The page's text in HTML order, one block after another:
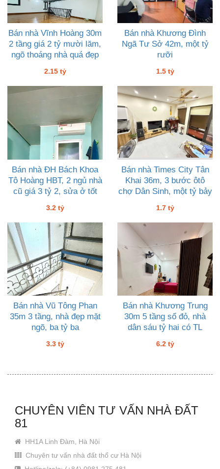
Bán nhà Vĩnh Hoàng 30m
2 tầng giá 2 tỷ mười lăm,
ngõ thoáng nhà quá đẹp
2.15 tỷ
Bán nhà Khương Đình
Ngã Tư Sở 42m, một tỷ
rưỡi
1.5 tỷ
Bán nhà ĐH Bách Khoa
Tô Hoàng HBT, 2 ngủ nhà
cũ giá 3 tỷ 2, sửa ở tốt
3.2 tỷ
Bán nhà Times City Tân
Khai 36m, 3 bước ôtô
chợ Dân Sinh, một tỷ bảy
1.7 tỷ
Bán nhà Vũ Tông Phan
35m 3 tầng, nhà đẹp mặt
ngõ, ba tỷ ba
3.3 tỷ
Bán nhà Khương Trung
30m 5 tầng sổ đỏ, nhà
dân sáu tỷ hai có TL
6.2 tỷ
CHUYÊN VIÊN TƯ VẤN NHÀ ĐẤT
81
HH1A Linh Đàm, Hà Nội
Chuyên tư vấn nhà đất thổ cư Hà Nội